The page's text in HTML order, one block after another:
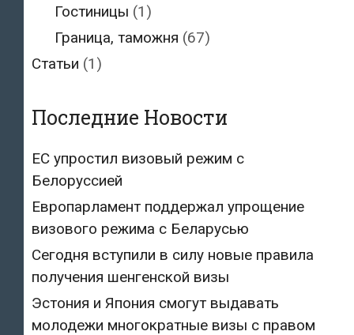
Гостиницы (1)
Граница, таможня (67)
Статьи (1)
Последние Новости
ЕС упростил визовый режим с
Белоруссией
Европарламент поддержал упрощение
визового режима с Беларусью
Сегодня вступили в силу новые правила
получения шенгенской визы
Эстония и Япония смогут выдавать
молодежи многократные визы с правом